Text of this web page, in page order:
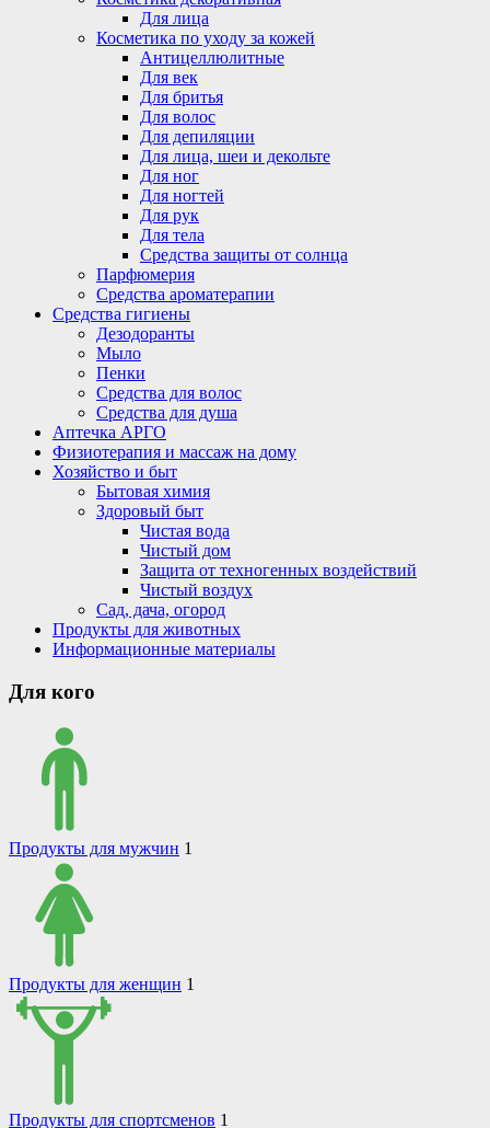
Для лица
Косметика по уходу за кожей
Антицеллюлитные
Для век
Для бритья
Для волос
Для депиляции
Для лица, шеи и декольте
Для ног
Для ногтей
Для рук
Для тела
Средства защиты от солнца
Парфюмерия
Средства ароматерапии
Средства гигиены
Дезодоранты
Мыло
Пенки
Средства для волос
Средства для душа
Аптечка АРГО
Физиотерапия и массаж на дому
Хозяйство и быт
Бытовая химия
Здоровый быт
Чистая вода
Чистый дом
Защита от техногенных воздействий
Чистый воздух
Сад, дача, огород
Продукты для животных
Информационные материалы
Для кого
Продукты для мужчин 1
Продукты для женщин 1
Продукты для спортсменов 1